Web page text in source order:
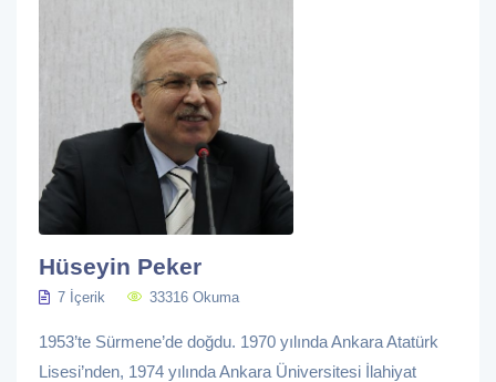
Hüseyin Peker
7 İçerik 33316 Okuma
1953’te Sürmene’de doğdu. 1970 yılında Ankara Atatürk
Lisesi’nden, 1974 yılında Ankara Üniversitesi İlahiyat